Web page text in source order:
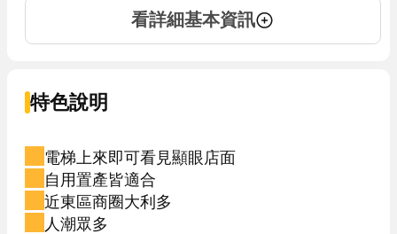
看詳細基本資訊
特色說明
電梯上來即可看見顯眼店面
自用置產皆適合
近東區商圈大利多
人潮眾多